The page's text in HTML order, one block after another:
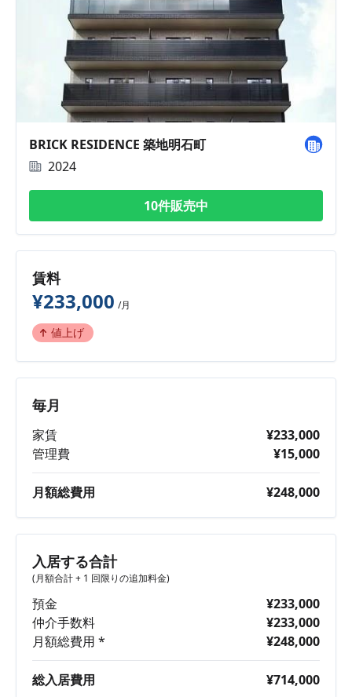
BRICK RESIDENCE 築地明石町
2024
10件販売中
賃料
¥233,000 /月
値上げ
毎月
家賃
¥233,000
管理費
¥15,000
月額総費用 ¥248,000
入居する合計
(月額合計 + 1 回限りの追加料金)
預金
¥233,000
仲介手数料
¥233,000
月額総費用 *
¥248,000
総入居費用 ¥714,000